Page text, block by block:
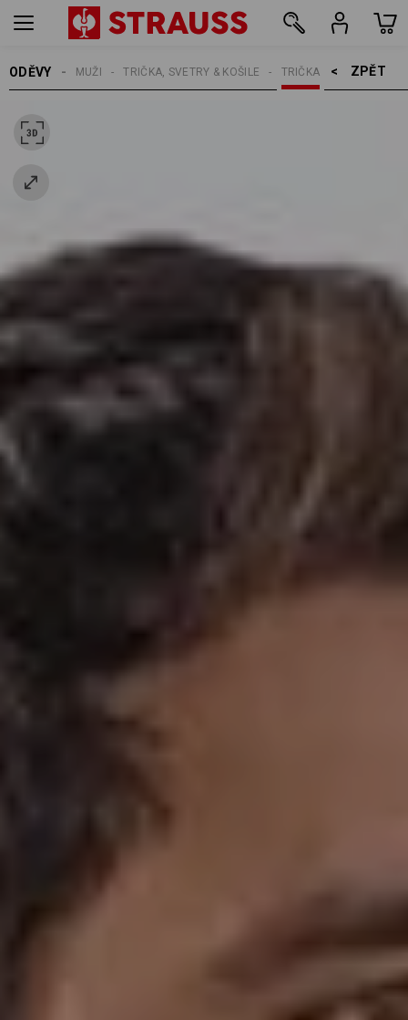
ODĚVY ZPĚT    >
TRIČKA
TRIČKA, SVETRY & KOŠILE
MUŽI